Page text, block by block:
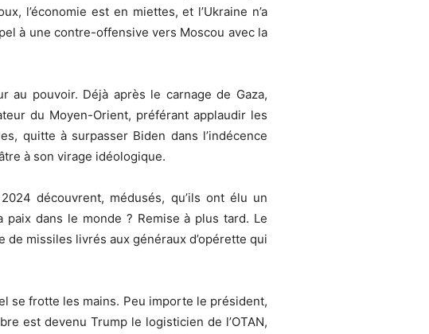
l’économie est en miettes, et l’Ukraine n’a
à une contre-offensive vers Moscou avec la
au pouvoir. Déjà après le carnage de Gaza,
du Moyen-Orient, préférant applaudir les
quitte à surpasser Biden dans l’indécence
à son virage idéologique.
découvrent, médusés, qu’ils ont élu un
paix dans le monde ? Remise à plus tard. Le
missiles livrés aux généraux d’opérette qui
se frotte les mains. Peu importe le président,
est devenu Trump le logisticien de l’OTAN,